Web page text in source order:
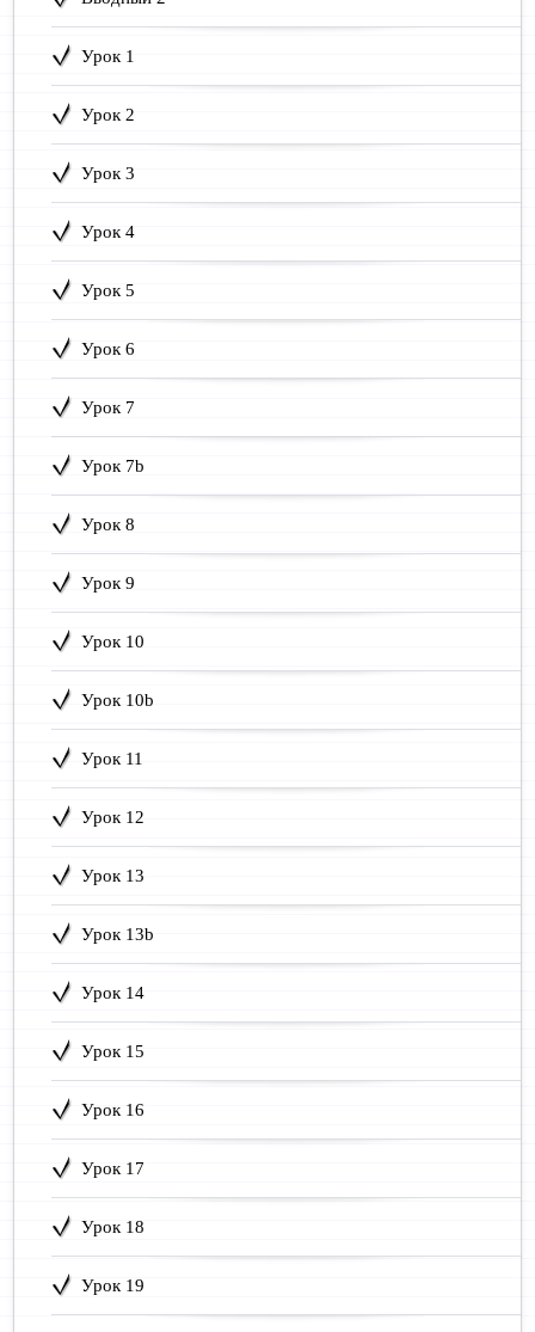
Урок 1
Урок 2
Урок 3
Урок 4
Урок 5
Урок 6
Урок 7
Урок 7b
Урок 8
Урок 9
Урок 10
Урок 10b
Урок 11
Урок 12
Урок 13
Урок 13b
Урок 14
Урок 15
Урок 16
Урок 17
Урок 18
Урок 19